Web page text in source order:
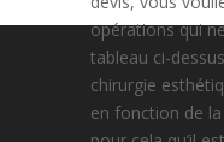
opérations qui
tableau ci-
chirurgie
en fonction de